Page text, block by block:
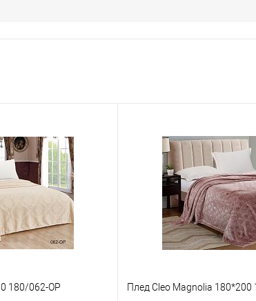
180/062-OP Плед Cleo Magnolia 180*200